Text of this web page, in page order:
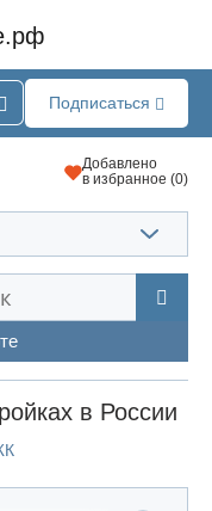
Подписаться
Добавлено
в избранное (0)
в России